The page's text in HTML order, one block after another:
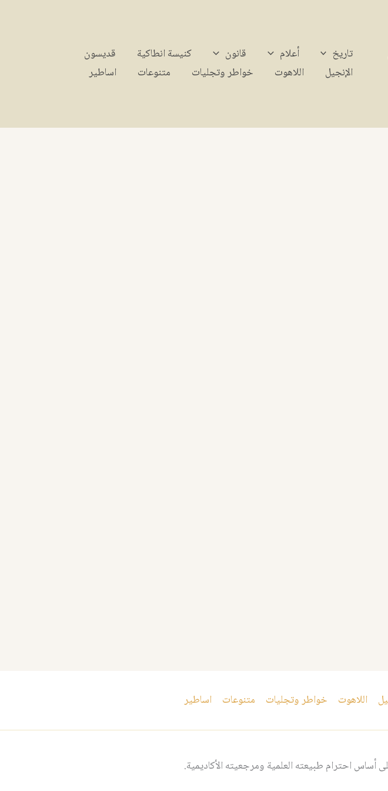
تاريخ أعلام قانون كنيسة انطاكية
قديسون
الإنجيل
اللاهوت خواطر وتجليات متنوعات اساطير
اللاهوت خواطر وتجليات متنوعات اساطير
احترام طبيعته العلمية ومرجعيته الأكاديمية.